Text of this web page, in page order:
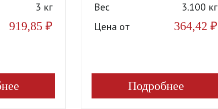
3 кг
919,85 ₽
Вес
3.100 кг
Цена от
364,42 ₽
Подробнее